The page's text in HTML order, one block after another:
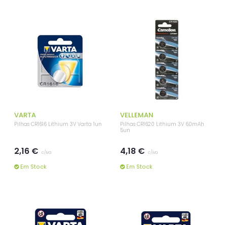
VARTA
Pilhas CR1616 Lithium 3V Varta 1un
2,16 € c/iva
Em Stock
VELLEMAN
Pilhas CR1620 Lithium 3V 60mAh
5un
4,18 € c/iva
Em Stock